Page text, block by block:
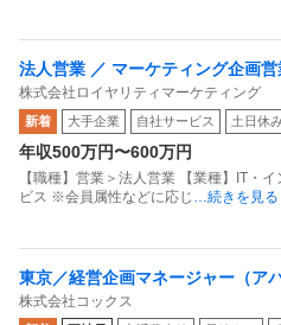
法人営業 ／ マーケティング企画
内最大級の共通ポイントサービス
目指すデータマーケティングカン
株式会社ロイヤリティマーケティング
新着 大手企業 自社サービス 土日休
年収500万円〜600万円
【職種】営業＞法人営業 【業種】IT・
ビス ※会員属性などに応じ
…続きを見る
東京／経営企画マネージャー（ア
面接1回／即入社歓迎
株式会社コックス